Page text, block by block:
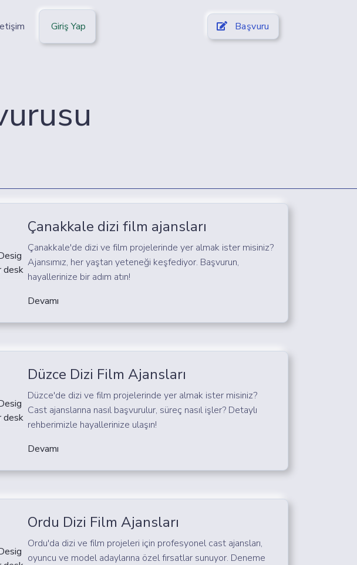
Giriş Yap Başvuru
Çanakkale dizi film ajansları
Çanakkale'de dizi ve film projelerinde yer almak ister misiniz?
Ajansımız, her yaştan yeteneği keşfediyor. Başvurun,
hayallerinize bir adım atın!
Devamı
Düzce Dizi Film Ajansları
Düzce'de dizi ve film projelerinde yer almak ister misiniz?
Cast ajanslarına nasıl başvurulur, süreç nasıl işler? Detaylı
rehberimizle hayallerinize ulaşın!
Devamı
Ordu Dizi Film Ajansları
Ordu'da dizi ve film projeleri için profesyonel cast ajansları,
oyuncu ve model adaylarına özel fırsatlar sunuyor. Deneme